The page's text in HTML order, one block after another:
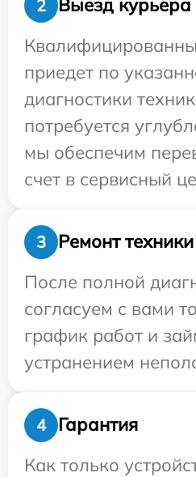
2
Выезд
приедет по
диагностики
потребуется
мы обеспечим
счет в сервисный
3
Ремонт техники
После полной
согласуем с вами
график работ и
устранением
4
Гарантия
Как только